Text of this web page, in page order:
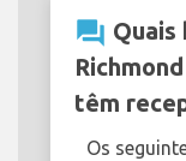
question_answer
têm
Os